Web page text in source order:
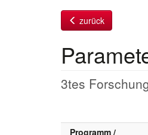
zurück
3tes
Programm /